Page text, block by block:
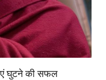
घुटने की सफल